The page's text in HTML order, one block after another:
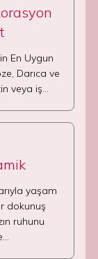
En Uygun
Darıca ve
veya iş…
yaşam
dokunuş
ruhunu